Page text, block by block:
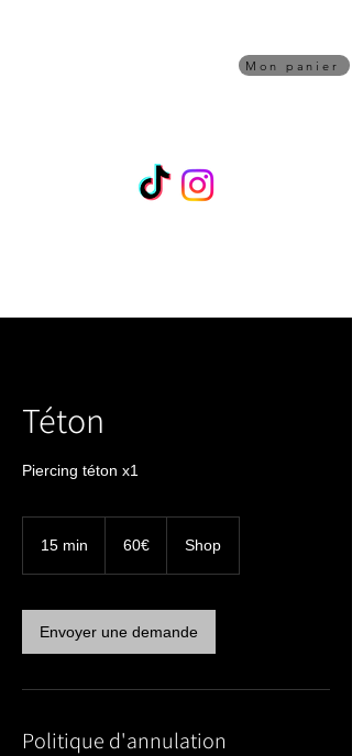
Mon panier
Téton
Piercing téton x1
15 min
i
n
60€ Shop
Envoyer une demande
Politique d'annulation